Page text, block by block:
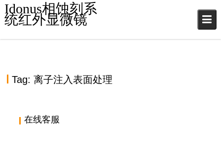
S
p
Idonus相蚀刻系
统红外显微镜
Tag:离子注入表面处理
在线客服